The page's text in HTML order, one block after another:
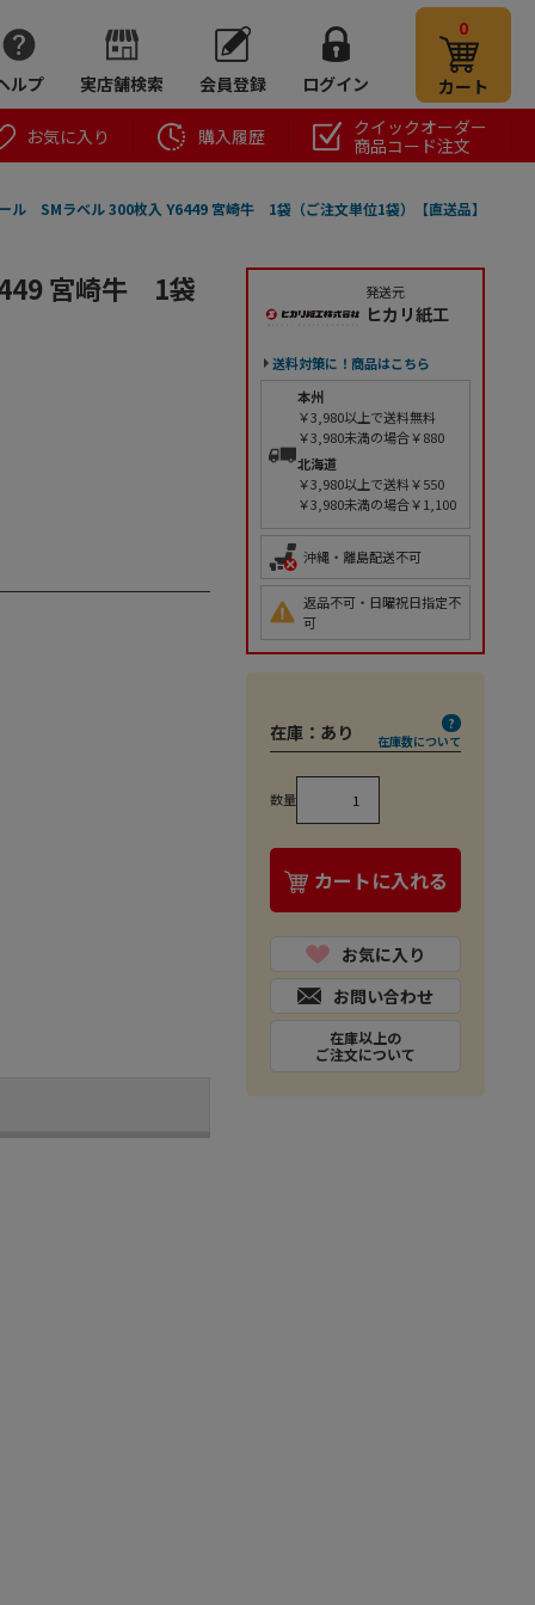
ルプ 実店舗検索 会員登録 ログイン
0
カート
お気に入り 購入履歴
クイックオーダー
商品コード注文
ル SMラベル 300枚入 Y6449 宮崎牛 1袋（ご注文単位1袋）【直送品】
宮崎牛 1袋 発送元
ヒカリ紙工
送料対策に！商品はこちら
本州
￥3,980以上で送料無料
￥3,980未満の場合￥880
北海道
￥3,980以上で送料￥550
￥3,980未満の場合￥1,100
沖縄・離島配送不可
返品不可・日曜祝日指定不
可
在庫： あり 在庫数について
数量
カートに入れる
お気に入り
お問い合わせ
在庫以上の
ご注文について